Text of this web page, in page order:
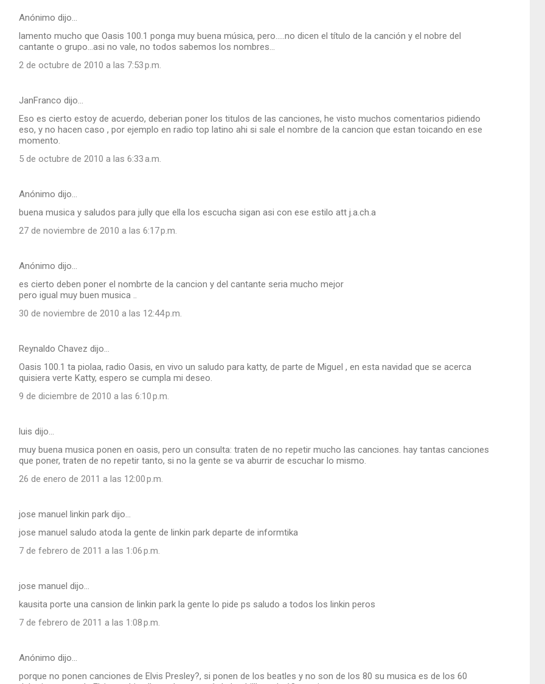
Anónimo dijo…
lamento mucho que Oasis 100.1 ponga muy buena música, pero.....no dicen el título de la canción y el nobre del
cantante o grupo...asi no vale, no todos sabemos los nombres...
2 de octubre de 2010 a las 7:53 p.m.
JanFranco dijo…
Eso es cierto estoy de acuerdo, deberian poner los titulos de las canciones, he visto muchos comentarios pidiendo
eso, y no hacen caso , por ejemplo en radio top latino ahi si sale el nombre de la cancion que estan toicando en ese
momento.
5 de octubre de 2010 a las 6:33 a.m.
Anónimo dijo…
buena musica y saludos para jully que ella los escucha sigan asi con ese estilo att j.a.ch.a
27 de noviembre de 2010 a las 6:17 p.m.
Anónimo dijo…
es cierto deben poner el nombrte de la cancion y del cantante seria mucho mejor
pero igual muy buen musica ..
30 de noviembre de 2010 a las 12:44 p.m.
Reynaldo Chavez dijo…
Oasis 100.1 ta piolaa, radio Oasis, en vivo un saludo para katty, de parte de Miguel , en esta navidad que se acerca
quisiera verte Katty, espero se cumpla mi deseo.
9 de diciembre de 2010 a las 6:10 p.m.
luis dijo…
muy buena musica ponen en oasis, pero un consulta: traten de no repetir mucho las canciones. hay tantas canciones
que poner, traten de no repetir tanto, si no la gente se va aburrir de escuchar lo mismo.
26 de enero de 2011 a las 12:00 p.m.
jose manuel linkin park dijo…
jose manuel saludo atoda la gente de linkin park departe de informtika
7 de febrero de 2011 a las 1:06 p.m.
jose manuel dijo…
kausita porte una cansion de linkin park la gente lo pide ps saludo a todos los linkin peros
7 de febrero de 2011 a las 1:08 p.m.
Anónimo dijo…
porque no ponen canciones de Elvis Presley?, si ponen de los beatles y no son de los 80 su musica es de los 60